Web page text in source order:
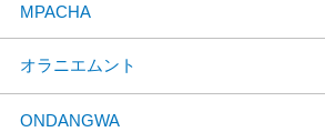
MPACHA
オラニエムント
ONDANGWA